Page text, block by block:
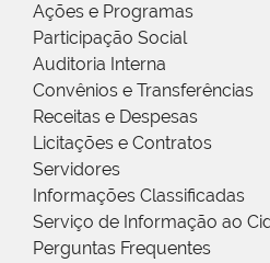
Ações e Programas
Participação Social
Auditoria Interna
Convênios e Transferências
Receitas e Despesas
Licitações e Contratos
Servidores
Informações Classificadas
Serviço de Informação ao
Perguntas Frequentes